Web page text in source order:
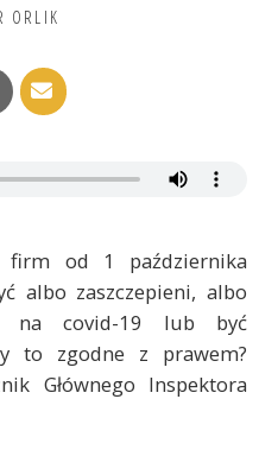
ORLIK
firm od 1 października
albo zaszczepieni, albo
na covid-19 lub być
to zgodne z prawem?
Głównego Inspektora